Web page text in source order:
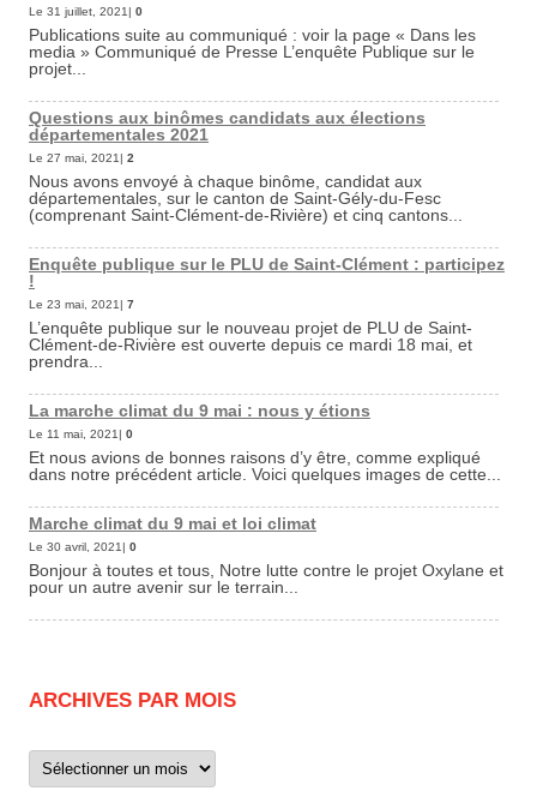
Le 31 juillet, 2021| 0
Publications suite au communiqué : voir la page « Dans les
media » Communiqué de Presse L’enquête Publique sur le
projet...
Questions aux binômes candidats aux élections
départementales 2021
Le 27 mai, 2021| 2
Nous avons envoyé à chaque binôme, candidat aux
départementales, sur le canton de Saint-Gély-du-Fesc
(comprenant Saint-Clément-de-Rivière) et cinq cantons...
Enquête publique sur le PLU de Saint-Clément : participez
!
Le 23 mai, 2021| 7
L’enquête publique sur le nouveau projet de PLU de Saint-
Clément-de-Rivière est ouverte depuis ce mardi 18 mai, et
prendra...
La marche climat du 9 mai : nous y étions
Le 11 mai, 2021| 0
Et nous avions de bonnes raisons d’y être, comme expliqué
dans notre précédent article. Voici quelques images de cette...
Marche climat du 9 mai et loi climat
Le 30 avril, 2021| 0
Bonjour à toutes et tous, Notre lutte contre le projet Oxylane et
pour un autre avenir sur le terrain...
ARCHIVES PAR MOIS
Archives
par